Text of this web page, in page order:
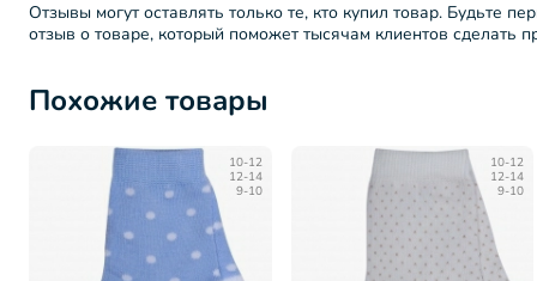
Отзывы могут оставлять только те, кто купил товар. Будьте
отзыв о товаре, который поможет тысячам клиентов сделать
Похожие товары
10-12
12-14
9-10
10-12
12-14
9-10